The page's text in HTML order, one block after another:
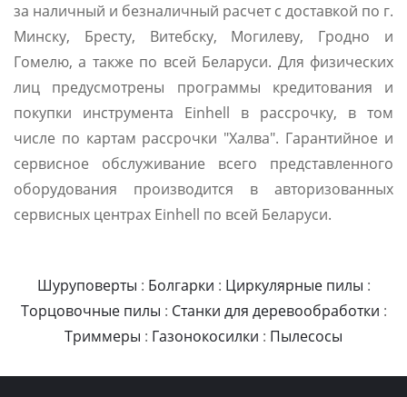
за наличный и безналичный расчет с доставкой по г.
Минску, Бресту, Витебску, Могилеву, Гродно и
Гомелю, а также по всей Беларуси. Для физических
лиц предусмотрены программы кредитования и
покупки инструмента Einhell в рассрочку, в том
числе по картам рассрочки "Халва". Гарантийное и
сервисное обслуживание всего представленного
оборудования производится в авторизованных
сервисных центрах Einhell по всей Беларуси.
Шуруповерты : Болгарки : Циркулярные пилы :
Торцовочные пилы : Станки для деревообработки :
Триммеры : Газонокосилки : Пылесосы